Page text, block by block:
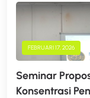
FEBRUARI 17, 2026
Seminar
Konsentrasi